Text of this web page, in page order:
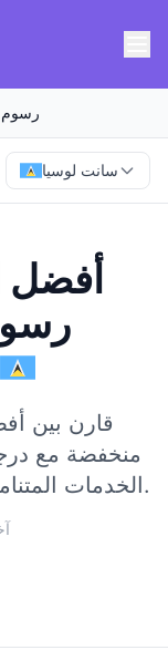
سانت لوسيا
أفضل
قارن بين
منخفضة مع درجات
الخدمات المتنامية في هذا المركز المالي الكاريبي.